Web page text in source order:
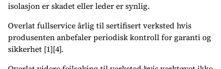
isolasjon er skadet eller leder er synlig.
Overlat fullservice årlig til sertifisert verksted hvis
produsenten anbefaler periodisk kontroll for garanti og
sikkerhet [1][4].